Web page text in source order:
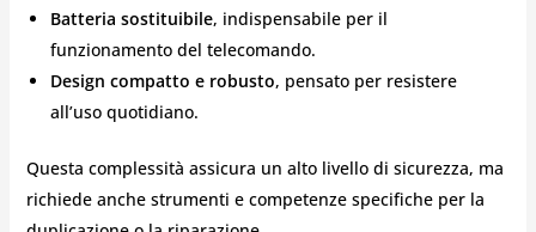
Batteria sostituibile, indispensabile per il
funzionamento del telecomando.
Design compatto e robusto, pensato per resistere
all’uso quotidiano.
Questa complessità assicura un alto livello di sicurezza, ma
richiede anche strumenti e competenze specifiche per la